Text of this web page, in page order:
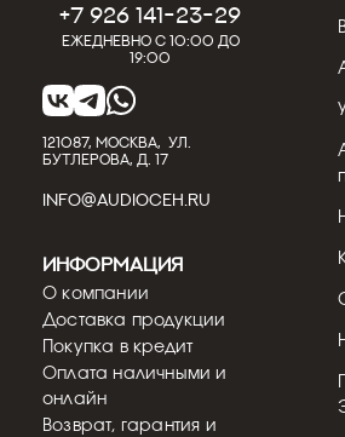
+7 926 141-23-29
Ежедневно с 10:00 до
19:00
121087, МОСКВА, УЛ.
БУТЛЕРОВА, Д. 17
INFO@AUDIOCEH.RU
Информация
О компании
Доставка продукции
Покупка в кредит
Оплата наличными и
онлайн
Возврат, гарантия и